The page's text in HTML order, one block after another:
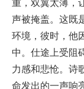
声被掩盖。这既
环境，彼时，他
中。仕途上受阻
力感和悲怆。诗
命发出的一声响